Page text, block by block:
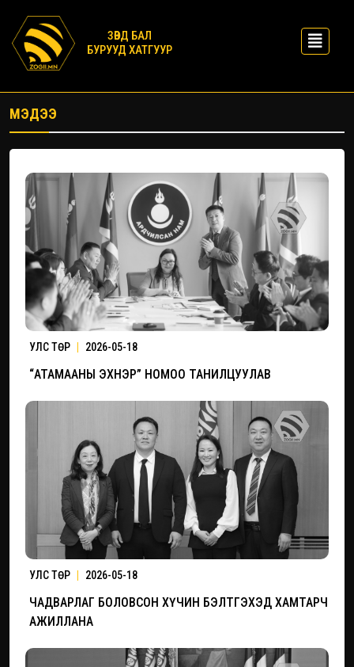
ЗӨВД БАЛ
БУРУУД ХАТГУУР
МЭДЭЭ
УЛС ТӨР 2026-05-18
“АТАМААНЫ ЭХНЭР” НОМОО ТАНИЛЦУУЛАВ
УЛС ТӨР 2026-05-18
ЧАДВАРЛАГ БОЛОВСОН ХҮЧИН БЭЛТГЭХЭД ХАМТАРЧ
АЖИЛЛАНА